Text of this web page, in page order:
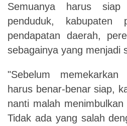
Semuanya harus
penduduk, kabupaten
pendapatan daerah,
sebagainya yang menjadi
"Sebelum memekarkan
harus benar-benar siap,
nanti malah
Tidak ada yang salah